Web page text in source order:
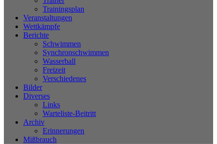
Trainingsplan
Veranstaltungen
Wettkämpfe
Berichte
Schwimmen
Synchronschwimmen
Wasserball
Freizeit
Verschiedenes
Bilder
Diverses
Links
Warteliste-Beitritt
Archiv
Erinnerungen
Mißbrauch